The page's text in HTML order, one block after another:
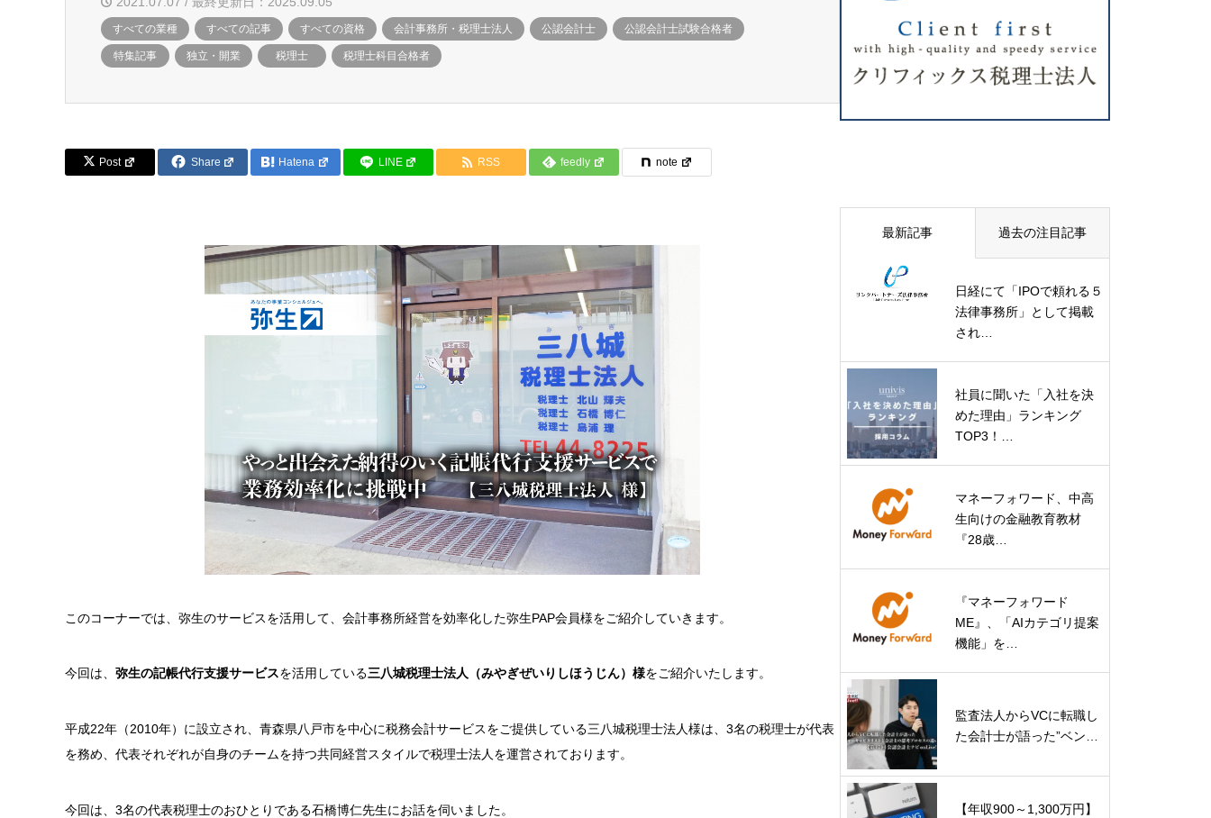
すべての業種 すべての記事 すべての資格 会計事務所・税理士法人 公認会計士 公認会計士試験合格者
特集記事 独立・開業 税理士 税理士科目合格者
Post Share Hatena LINE RSS feedly note
このコーナーでは、弥生のサービスを活用して、会計事務所経営を効率化した弥生PAP会員様をご紹介していきます。
今回は、 弥生の記帳代行支援サービスを活用している三八城税理士法人（みやぎぜいりしほうじん）様をご紹介いたします。
平成22年（2010年）に設立され、青森県八戸市を中心に税務会計サービスをご提供している三八城税理士法人様は、 3名の税理士が代表
を務め、代表それぞれが自身のチームを持つ共同経営スタイルで税理士法人を運営されております。
今回は、 3名の代表税理士のおひとりである石橋博仁先生にお話を伺いました。
最新記事 過去の注目記事
日経にて「IPOで頼れる５
法律事務所」として掲載
され…
社員に聞いた「入社を決
めた理由」ランキング
TOP3！…
マネーフォワード、中高
生向けの金融教育教材
『28歳…
『マネーフォワード
ME』、「AIカテゴリ提案
機能」を…
監査法人からVCに転職し
た会計士が語った”ベン…
【年収900～1,300万円】